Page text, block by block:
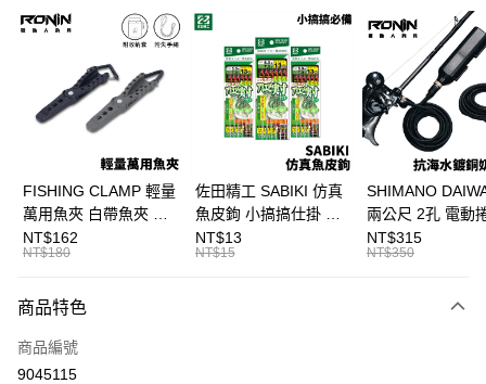
信用卡分期付款
21家銀行
合作金庫商業銀行
第一商業銀行
華南商業銀行
彰化商業銀行
上海商業儲蓄銀行
台北富邦商業銀行
國泰世華商業銀行
兆豐國際商業銀行
台中商業銀行
匯豐（台灣）商業銀行
華泰商業銀行
聯邦商業銀行
遠東國際商業銀行
元大商業銀行
台灣樂天信用卡公司
超商取貨付款
Apple Pay
悠遊付
大哥付你分期
【大哥付你分期使用說明】
2.付款方式選擇「大哥付你分期」，訂單成立後會自動跳轉到大哥付的交易
流程，驗證手機門號後，選擇欲分期的期數、繳款截止日，確認付款後即完
相關說明
【關於「AFTEE先享後付」】
FISHING CLAMP 輕量
萬用魚夾 白帶魚夾 船
釣魚夾 可單手操作
T1090
NT$162
NT$180
佐田精工 SABIKI 仿真
魚皮鉤 小搞搞仕掛 船
NT$13
NT$15
SHIMANO
兩公尺 2孔 電動
奶瓶電源線 奶瓶
線 T998
NT$315
NT$350
商品特色
商品編號
9045115